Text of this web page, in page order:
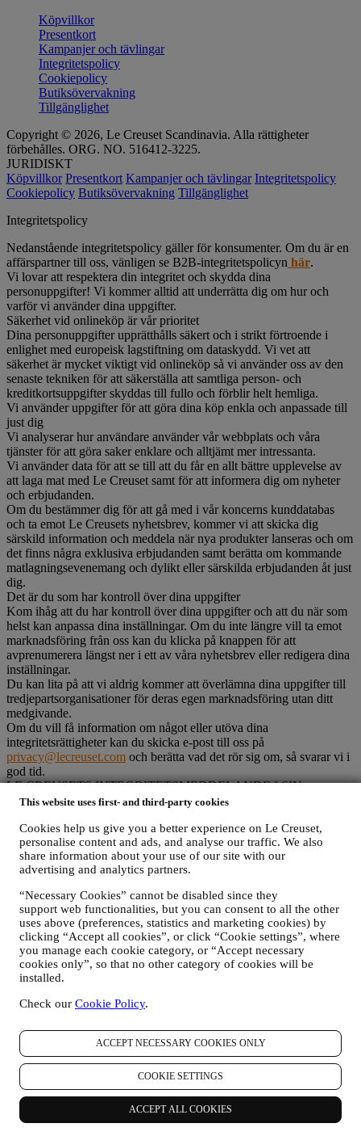
This website uses first- and third-party cookies
Cookies help us give you a better experience on Le Creuset,
personalise content and ads, and analyse our traffic. We also
share information about your use of our site with our
advertising and analytics partners.
“Necessary Cookies” cannot be disabled since they
support web functionalities, but you can consent to all the other
uses above (preferences, statistics and marketing cookies) by
clicking “Accept all cookies”, or click “Cookie settings”, where
you manage each cookie category, or “Accept necessary
cookies only”, so that no other category of cookies will be
installed.
Check our Cookie Policy.
ACCEPT NECESSARY COOKIES ONLY
COOKIE SETTINGS
ACCEPT ALL COOKIES
Köpvillkor
Presentkort
Kampanjer och tävlingar
Integritetspolicy
Cookiepolicy
Butiksövervakning
Tillgänglighet
Copyright © 2026, Le Creuset Scandinavia. Alla rättigheter
förbehålles. ORG. NO. 516412-3225.
JURIDISKT
Köpvillkor Presentkort Kampanjer och tävlingar Integritetspolicy
Cookiepolicy Butiksövervakning Tillgänglighet
Integritetspolicy
Nedanstående integritetspolicy gäller för konsumenter. Om du är en
affärspartner till oss, vänligen se B2B-integritetspolicyn här.
Vi lovar att respektera din integritet och skydda dina
personuppgifter! Vi kommer alltid att underrätta dig om hur och
varför vi använder dina uppgifter.
Säkerhet vid onlineköp är vår prioritet
Dina personuppgifter upprätthålls säkert och i strikt förtroende i
enlighet med europeisk lagstiftning om dataskydd. Vi vet att
säkerhet är mycket viktigt vid onlineköp så vi använder oss av den
senaste tekniken för att säkerställa att samtliga person- och
kreditkortsuppgifter skyddas till fullo och förblir helt hemliga.
Vi använder uppgifter för att göra dina köp enkla och anpassade till
just dig
Vi analyserar hur användare använder vår webbplats och våra
tjänster för att göra saker enklare och alltjämt mer intressanta.
Vi använder data för att se till att du får en allt bättre upplevelse av
att laga mat med Le Creuset samt för att informera dig om nyheter
och erbjudanden.
Om du bestämmer dig för att gå med i vår koncerns kunddatabas
och ta emot Le Creusets nyhetsbrev, kommer vi att skicka dig
särskild information och meddela när nya produkter lanseras och om
det finns några exklusiva erbjudanden samt berätta om kommande
matlagningsevenemang och dylikt eller särskilda erbjudanden åt just
dig.
Det är du som har kontroll över dina uppgifter
Kom ihåg att du har kontroll över dina uppgifter och att du när som
helst kan anpassa dina inställningar. Om du inte längre vill ta emot
marknadsföring från oss kan du klicka på knappen för att
avprenumerera längst ner i ett av våra nyhetsbrev eller redigera dina
inställningar.
Du kan lita på att vi aldrig kommer att överlämna dina uppgifter till
tredjepartsorganisationer för deras egen marknadsföring utan ditt
medgivande.
Om du vill få information om något eller utöva dina
integritetsrättigheter kan du skicka e-post till oss på
privacy@lecreuset.com och berätta vad det rör sig om, så svarar vi i
god tid.
LE CREUSETS INTEGRITETSMEDDELANDE I SIN
HELHET
integritet och i detta meddelande förklaras hur vi samlar in och
bearbetar dina personuppgifter i enlighet med gällande EU-
lagstiftning om dataskydd (inklusive EU:s allmänna
dataskyddsförordning 2016/679) samt lagarna om dataskydd som
”dataskyddslagarna”).
1. När samlar vi in information om dig och vilken typ av information rör
det sig om?
Med ”personuppgifter” menas all information som är kopplad till dig
och som gör det möjligt för oss att identifiera dig antingen direkt
eller i kombination med annan information.
18 år för att kunna använda vår webbplats och våra tjänster.
webbplats (”webbplatsen”), skapar ett Le Creuset-konto, köper en
produkt från Le Creuset via webbplatsen eller i våra Le Creuset-
butiker (Sganture Boutique och Outlet butik) eller prenumererar på
vårt nyhetsbrev. Beroende på vad du begärt eller samtyckt till kan
personuppgifter avse: